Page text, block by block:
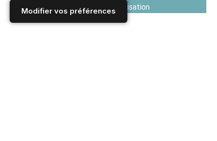
Modifier vos préférences
Voir les Conditions générales d'utilisation